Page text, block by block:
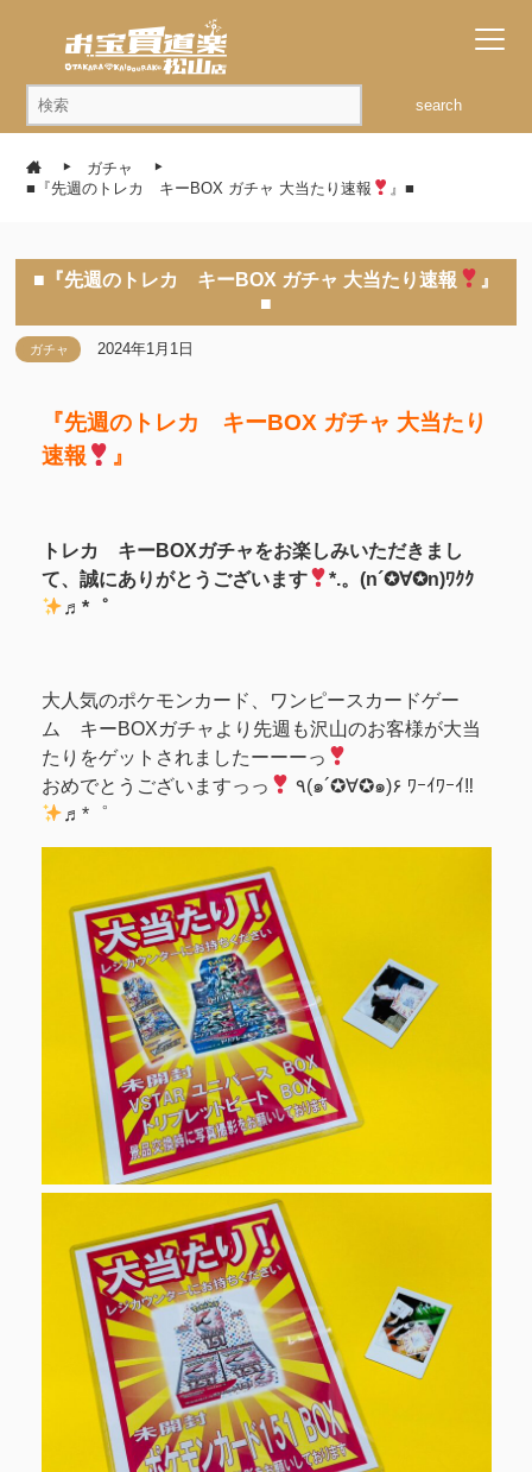
search
ガチャ
■『先週のトレカ キーBOX ガチャ 大当たり速報
』■
■『先週のトレカ キーBOX ガチャ 大当たり速報
』
■
ガチャ 2024年1月1日
『先週のトレカ キーBOX ガチャ 大当たり
速報
』
トレカ キーBOXガチャをお楽しみいただきまし
て、誠にありがとうございます
*.。(n´✪∀✪n)ﾜｸｸ
♬*゜
大人気のポケモンカード、ワンピースカードゲー
ム キーBOXガチャより先週も沢山のお客様が大当
たりをゲットされましたーーーっ
おめでとうございますっっ
٩(๑´✪∀✪๑)۶ ﾜｰｲﾜｰｲ‼
♬*゜